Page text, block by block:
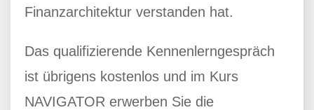
Finanzarchitektur verstanden hat.
Das qualifizierende Kennenlerngespräch
ist übrigens kostenlos und im Kurs
NAVIGATOR erwerben Sie die